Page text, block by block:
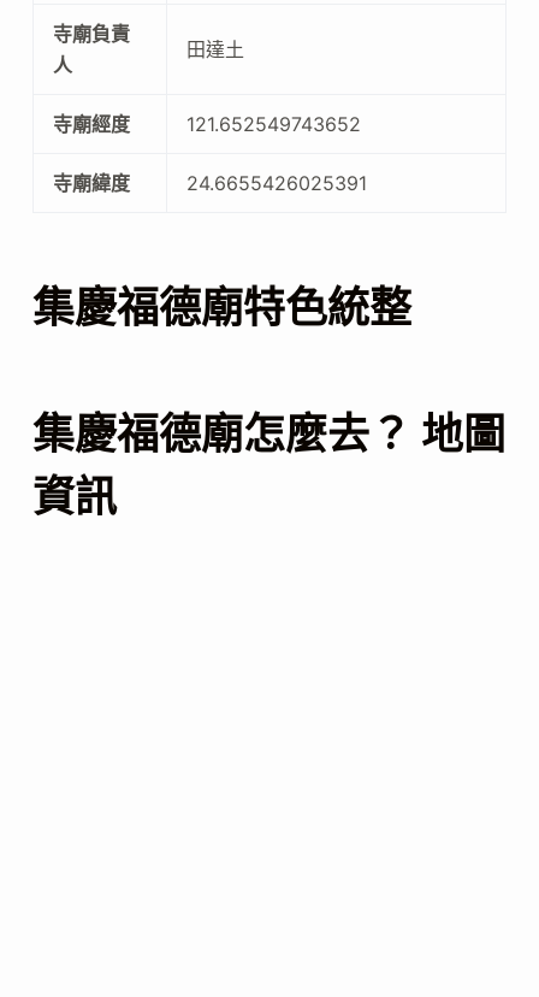
寺廟負責
人
田達土
寺廟經度 121.652549743652
寺廟緯度 24.6655426025391
集慶福德廟特色統整
集慶福德廟怎麼去？ 地圖
資訊